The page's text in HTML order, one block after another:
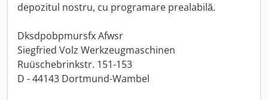
depozitul nostru, cu programare prealabilă.
Dksdpobpmursfx Afwsr
Siegfried Volz Werkzeugmaschinen
Ruüschebrinkstr. 151-153
D - 44143 Dortmund-Wambel